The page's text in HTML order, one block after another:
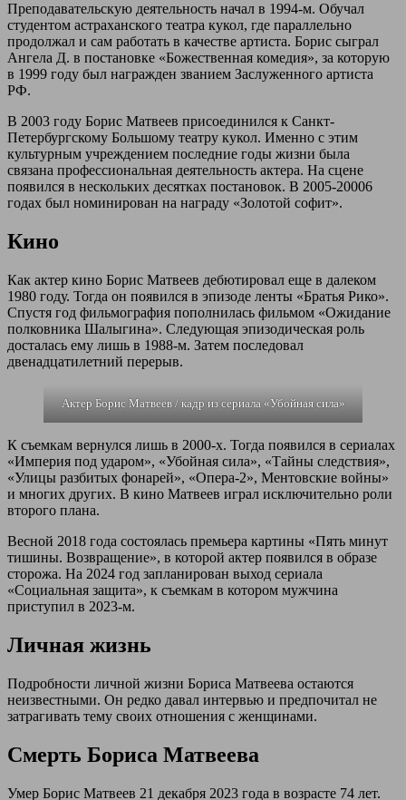
Преподавательскую деятельность начал в 1994-м. Обучал
студентом астраханского театра кукол, где параллельно
продолжал и сам работать в качестве артиста. Борис сыграл
Ангела Д. в постановке «Божественная комедия», за которую
в 1999 году был награжден званием Заслуженного артиста
РФ.
В 2003 году Борис Матвеев присоединился к Санкт-
Петербургскому Большому театру кукол. Именно с этим
культурным учреждением последние годы жизни была
связана профессиональная деятельность актера. На сцене
появился в нескольких десятках постановок. В 2005-20006
годах был номинирован на награду «Золотой софит».
Кино
Как актер кино Борис Матвеев дебютировал еще в далеком
1980 году. Тогда он появился в эпизоде ленты «Братья Рико».
Спустя год фильмография пополнилась фильмом «Ожидание
полковника Шалыгина». Следующая эпизодическая роль
досталась ему лишь в 1988-м. Затем последовал
двенадцатилетний перерыв.
Актер Борис Матвеев / кадр из сериала «Убойная сила»
К съемкам вернулся лишь в 2000-х. Тогда появился в сериалах
«Империя под ударом», «Убойная сила», «Тайны следствия»,
«Улицы разбитых фонарей», «Опера-2», Ментовские войны»
и многих других. В кино Матвеев играл исключительно роли
второго плана.
Весной 2018 года состоялась премьера картины «Пять минут
тишины. Возвращение», в которой актер появился в образе
сторожа. На 2024 год запланирован выход сериала
«Социальная защита», к съемкам в котором мужчина
приступил в 2023-м.
Личная жизнь
Подробности личной жизни Бориса Матвеева остаются
неизвестными. Он редко давал интервью и предпочитал не
затрагивать тему своих отношения с женщинами.
Смерть Бориса Матвеева
Умер Борис Матвеев 21 декабря 2023 года в возрасте 74 лет.